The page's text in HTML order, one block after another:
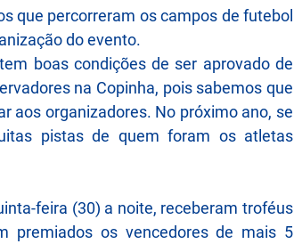
que percorreram os campos de futebol
do evento.
boas condições de ser aprovado de
na Copinha, pois sabemos que
aos organizadores. No próximo ano, se
pistas de quem foram os atletas
feira (30) a noite, receberam troféus
premiados os vencedores de mais 5